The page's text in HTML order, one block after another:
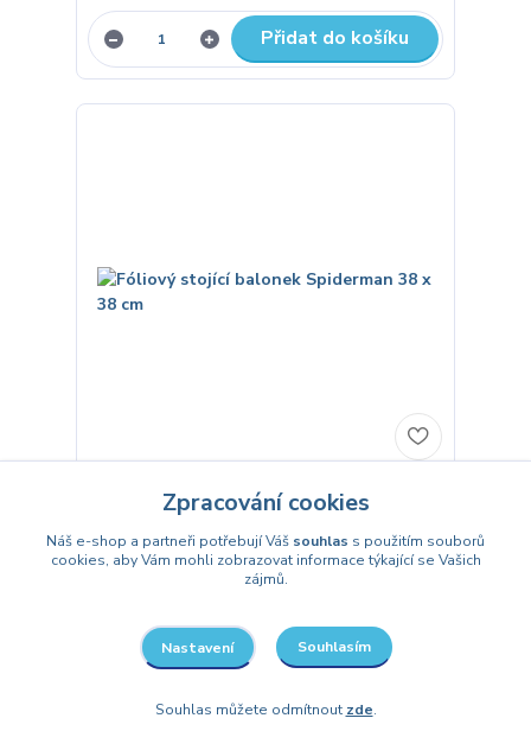
Přidat do košíku
169 Kč ks
140 Kčbez DPH
Skladem
Přidat do košíku
Zpracování cookies
Náš e-shop a partneři potřebují Váš souhlas s použitím souborů
cookies, aby Vám mohli zobrazovat informace týkající se Vašich
zájmů.
Nastavení Souhlasím
Souhlas můžete odmítnout zde.